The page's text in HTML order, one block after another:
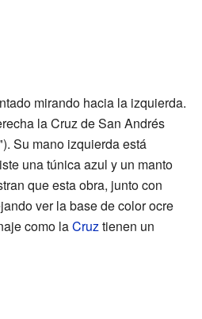
mirando hacia la izquierda.
la Cruz de San Andrés
Su mano izquierda está
una túnica azul y un manto
que esta obra, junto con
ver la base de color ocre
como laCruztienen un